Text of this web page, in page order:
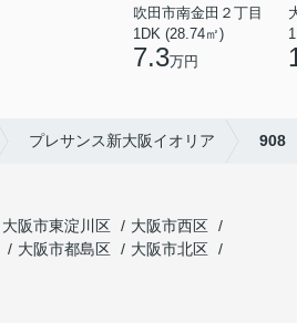
吹田市南金田２丁目
1DK (28.74㎡)
7.3万円
プレサンス新大阪イオリア 908
大阪市東淀川区
大阪市西区
大阪市都島区
大阪市北区